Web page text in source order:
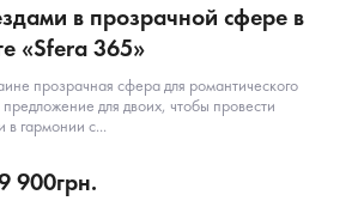
в прозрачной сфере в
«Sfera 365»
прозрачная сфера для романтического
для двоих, чтобы провести
в гармонии с...
900грн.